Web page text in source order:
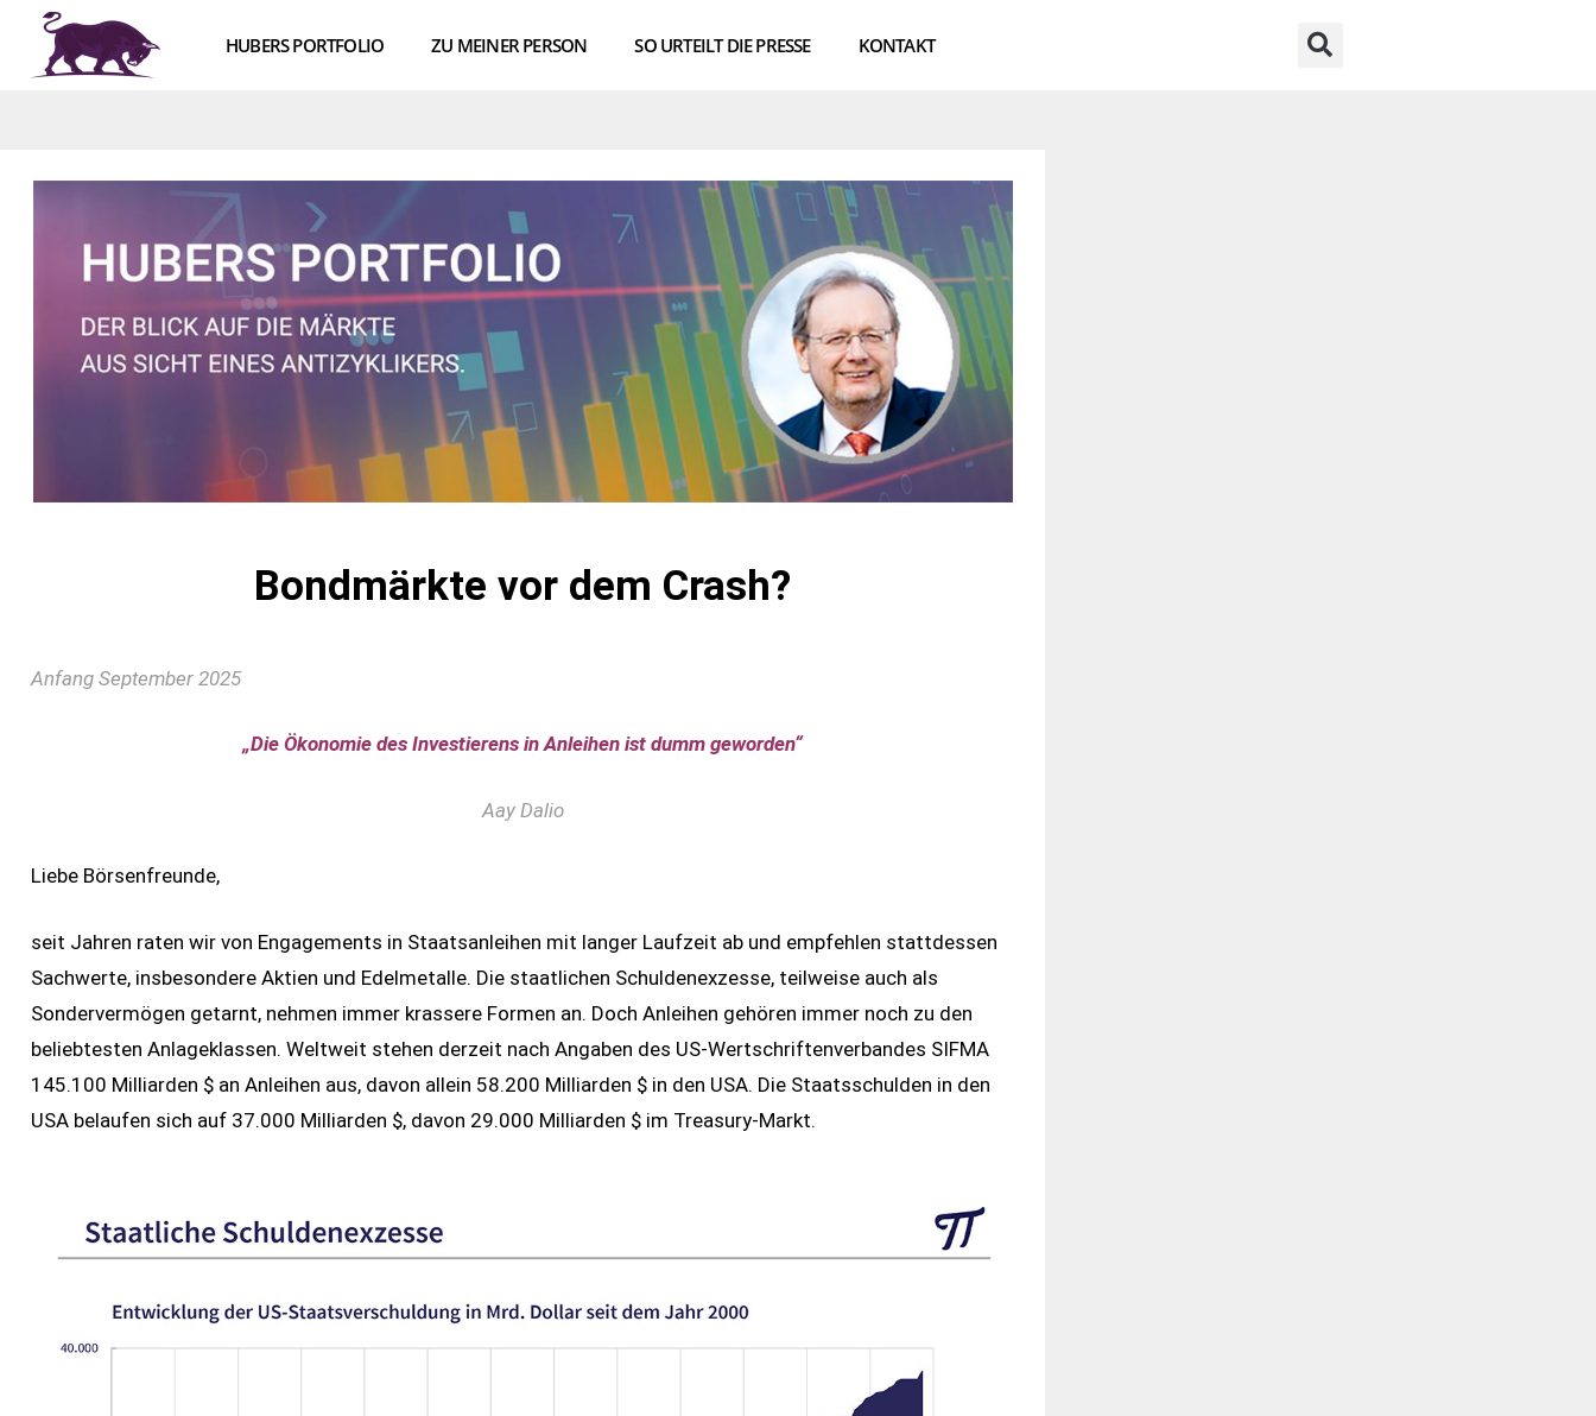
HUBERS PORTFOLIO ZU MEINER PERSON SO URTEILT DIE PRESSE KONTAKT
Bondmärkte vor dem Crash?
Anfang September 2025
„Die Ökonomie des Investierens in Anleihen ist dumm geworden“
Aay Dalio
Liebe Börsenfreunde,
seit Jahren raten wir von Engagements in Staatsanleihen mit langer Laufzeit ab und empfehlen stattdessen
Sachwerte, insbesondere Aktien und Edelmetalle. Die staatlichen Schuldenexzesse, teilweise auch als
Sondervermögen getarnt, nehmen immer krassere Formen an. Doch Anleihen gehören immer noch zu den
beliebtesten Anlageklassen. Weltweit stehen derzeit nach Angaben des US-Wertschriftenverbandes SIFMA
145.100 Milliarden $ an Anleihen aus, davon allein 58.200 Milliarden $ in den USA. Die Staatsschulden in den
USA belaufen sich auf 37.000 Milliarden $, davon 29.000 Milliarden $ im Treasury-Markt.